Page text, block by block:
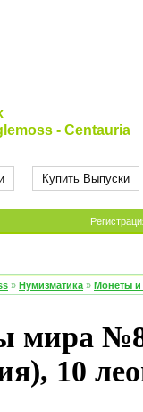
- Centauria
Купить Выпуски
» Нумизматика » Монеты
10